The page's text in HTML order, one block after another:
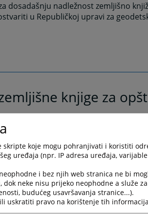
dosadašnju nadležnost zemljišno
u Republičkoj upravi za
knjige za
je primopredaja gruntovnih
predsjednika Osnovnog suda u
Osnovnog suda u Mrkonjić Gradu,
Šipovo, Volari, Grbavica, Babići,
na nekretninama.
katastarske opštine nisu bile
skripte koje mogu pohranjivati i koristiti
uređaja (npr. IP adresa uređaja,
i bez njih web stranica ne bi
neke nisu prijeko neophodne a služe
budućeg usavršavanja stranice...).
uskratiti pravo na korištenje tih